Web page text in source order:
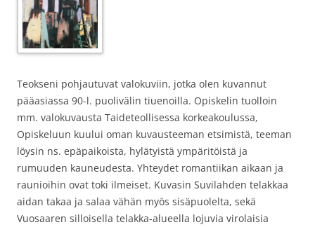
Teokseni pohjautuvat valokuviin, jotka olen kuvannut
pääasiassa 90-l. puolivälin tiuenoilla. Opiskelin tuolloin
mm. valokuvausta Taideteollisessa korkeakoulussa,
Opiskeluun kuului oman kuvausteeman etsimistä, teeman
löysin ns. epäpaikoista, hylätyistä ympäritöistä ja
rumuuden kauneudesta. Yhteydet romantiikan aikaan ja
raunioihin ovat toki ilmeiset. Kuvasin Suvilahden telakkaa
aidan takaa ja salaa vähän myös sisäpuolelta, sekä
Vuosaaren silloisella telakka-alueella lojuvia virolaisia